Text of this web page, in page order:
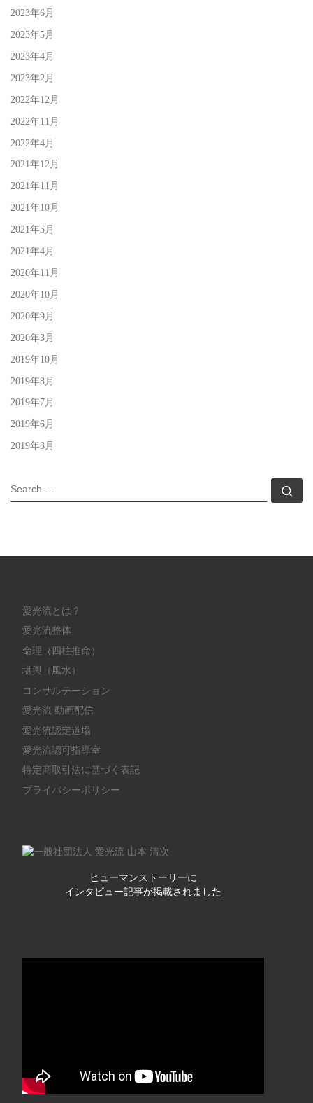
2023年6月
2023年5月
2023年4月
2023年2月
2022年12月
2022年11月
2022年4月
2021年12月
2021年11月
2021年10月
2021年5月
2021年4月
2020年11月
2020年10月
2020年9月
2020年3月
2019年10月
2019年8月
2019年7月
2019年6月
2019年3月
SEARCH
愛光流とは？
愛光流整体
命理（四柱推命）
堪輿（風水）
コンサルテーション
愛光流 動画配信
愛光流認定道場
愛光流認可指導室
特定商取引法に基づく表記
プライバシーポリシー
ヒューマンストーリーに
インタビュー記事が掲載されました